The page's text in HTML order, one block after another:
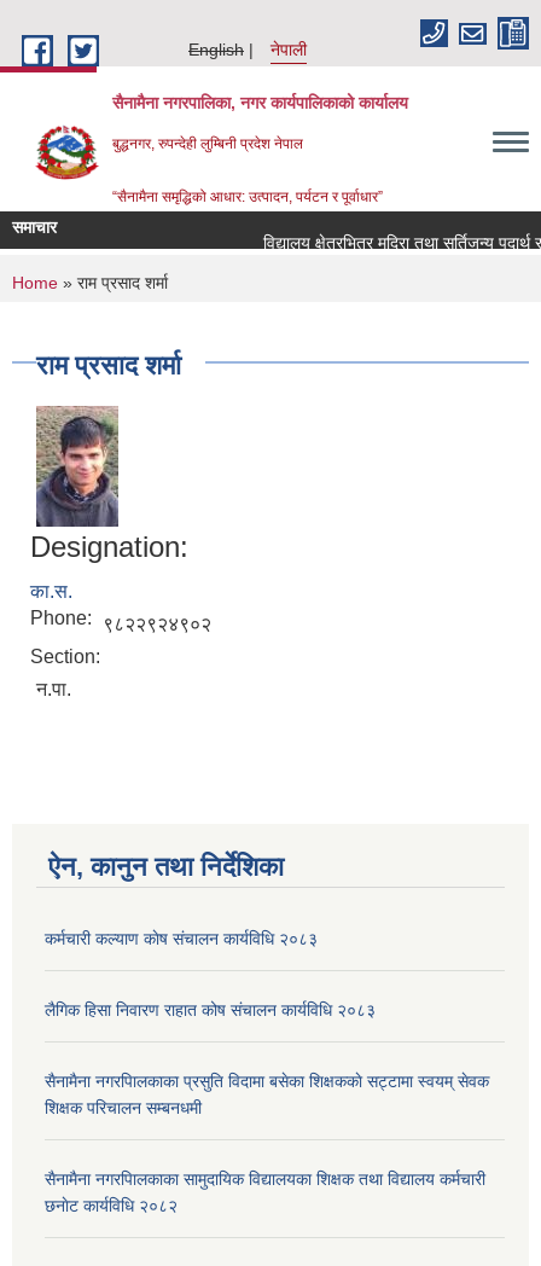
English
नेपाली
सैनामैना नगरपालिका, नगर कार्यपालिकाको कार्यालय
बुद्धनगर, रुपन्देही लुम्बिनी प्रदेश नेपाल
“सैनामैना समृद्धिको आधार: उत्पादन, पर्यटन र पूर्वाधार”
समाचार
विद्यालय क्षेत्रभित्र मदिरा तथा सुर्तिजन्य
You are here
Home » राम प्रसाद शर्मा
राम प्रसाद शर्मा
Designation:
का.स.
Phone:
९८२२९२४९०२
Section:
न.पा.
ऐन, कानुन तथा निर्देशिका
कर्मचारी कल्याण काेष संचालन कार्यविधि २०८३
लैगिक हिसा निवारण राहात कोष संचालन कार्यविधि २०८३
सैनामैना नगरपािलकाका प्रसुति विदामा बसेका शिक्षककाे सट्टामा स्वयम् सेवक
शिक्षक परिचालन सम्बनधमी
सैनामैना नगरपािलकाका सामुदायिक विद्यालयका शिक्षक तथा विद्यालय कर्मचारी
छनाेट कार्यविधि २०८२